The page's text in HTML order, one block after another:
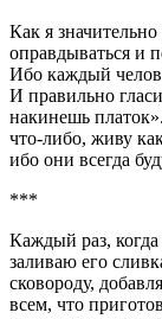
Как я
оправдываться и
Ибо каждый
И правильно
накинешь
что-либо, живу
ибо они всегда
​​​​​​​***
Каждый раз, когда
заливаю его
сковороду,
всем, что